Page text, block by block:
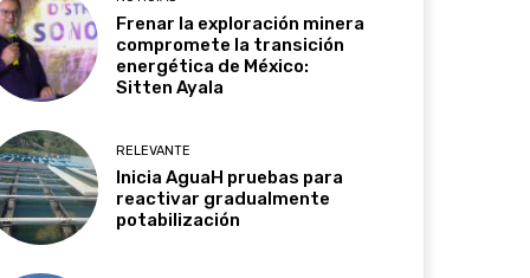
Frenar la exploración minera
compromete la transición
energética de México:
Sitten Ayala
RELEVANTE
Inicia AguaH pruebas para
reactivar gradualmente
potabilización